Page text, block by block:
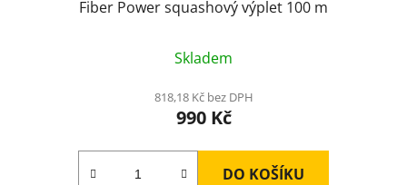
Fiber Power squashový výplet 100 m
Skladem
818,18 Kč bez DPH
990 Kč
DO KOŠÍKU